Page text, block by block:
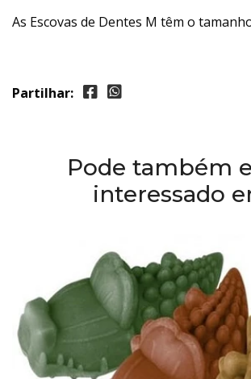
As Escovas de Dentes M têm o
Partilhar:
Pode também
interessado